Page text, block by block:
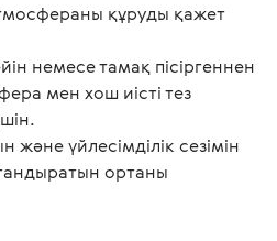
құруды қажет
немесе тамақ пісіргеннен
мен хош иісті тез
және үйлесімділік сезімін
ортаны